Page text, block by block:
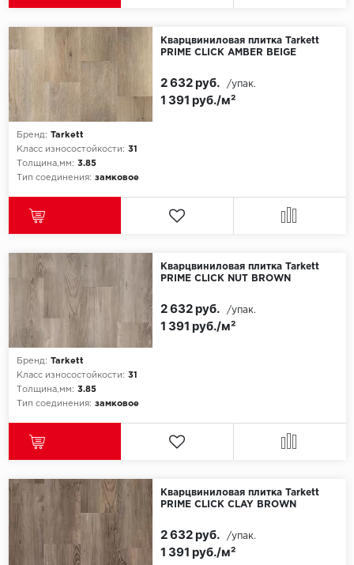
Кварцвиниловая плитка Tarkett
PRIME CLICK AMBER BEIGE
Бренд: Tarkett
Класс износостойкости: 31
Толщина,мм: 3.85
Тип соединения: замковое
1 391 руб./м²
2 632 руб. /упак.
Кварцвиниловая плитка Tarkett
PRIME CLICK NUT BROWN
Бренд: Tarkett
Класс износостойкости: 31
Толщина,мм: 3.85
Тип соединения: замковое
1 391 руб./м²
2 632 руб. /упак.
Кварцвиниловая плитка Tarkett
PRIME CLICK CLAY BROWN
1 391 руб./м²
2 632 руб. /упак.